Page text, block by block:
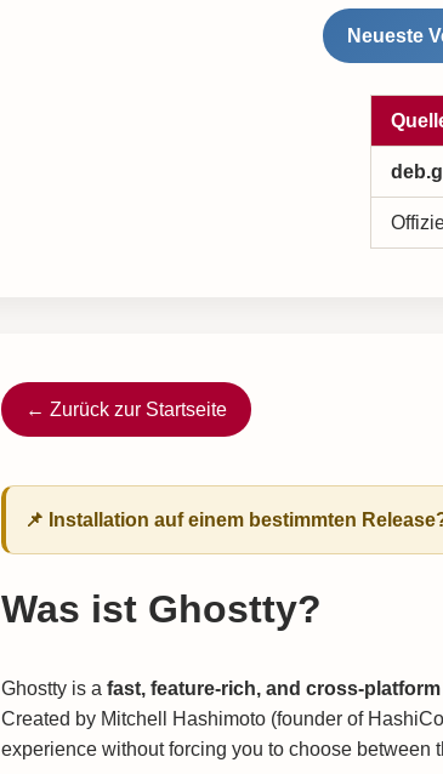
Neueste
← Zurück zur Startseite
📌 Installation auf einem bestimmten
Was ist Ghostty?
Ghostty is a fast, feature-rich, and cross-
Created by Mitchell Hashimoto (founder of
experience without forcing you to choose between